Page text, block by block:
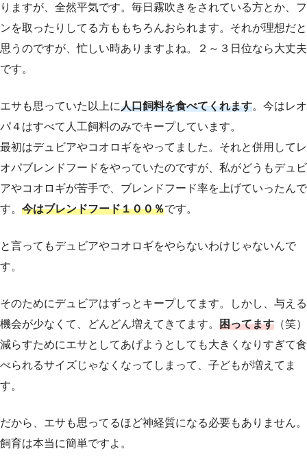
りますが、全然平気です。毎日霧吹きをされている方とか、フ
ンを取ったりしてる方ももちろんおられます。それが理想だと
思うのですが、忙しい時ありますよね。２～３日位なら大丈夫
です。
エサも思っていた以上に人口飼料を食べてくれます。今はレオ
パ４はすべて人工飼料のみでキープしています。
最初はデュビアやコオロギをやってました。それと併用してレ
オパブレンドフードをやっていたのですが、私がどうもデュビ
アやコオロギが苦手で、ブレンドフード率を上げていったんで
す。 今はブレンドフード１００％です。
と言ってもデュビアやコオロギをやらないわけじゃないんで
す。
そのためにデュビアはずっとキープしてます。しかし、与える
機会が少なくて、どんどん増えてきてます。 困ってます （笑）
減らすためにエサとしてあげようとしても大きくなりすぎて食
べられるサイズじゃなくなってしまって、子どもが増えてま
す。
だから、エサも思ってるほど神経質になる必要もありません。
飼育は本当に簡単ですよ。